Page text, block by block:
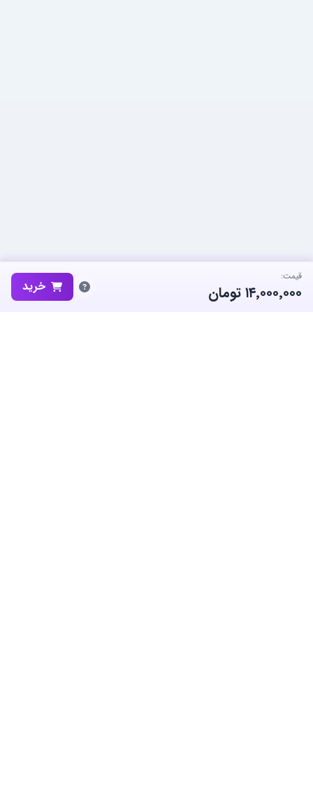
قیمت:
۱۴٬۰۰۰٬۰۰۰تومان خرید